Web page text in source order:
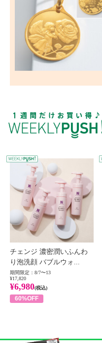
チェンジ 濃密潤いふんわ
り泡洗顔 バブルウォ...
期間限定：8/7〜13
¥17,820
¥6,980(税込)
60%OFF